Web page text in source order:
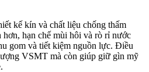
kế kín và chất liệu chống thấm
hạn chế mùi hôi và rò rỉ nước
gom và tiết kiệm nguồn lực. Điều
VSMT mà còn giúp giữ gìn mỹ